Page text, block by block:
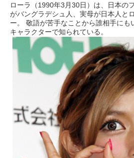
ローラ（1990年3月30日）は、日本の
がバングラデシュ人、実母が日本人と
ー。 敬語が苦手なことから誰相手にも
キャラクターで知られている。